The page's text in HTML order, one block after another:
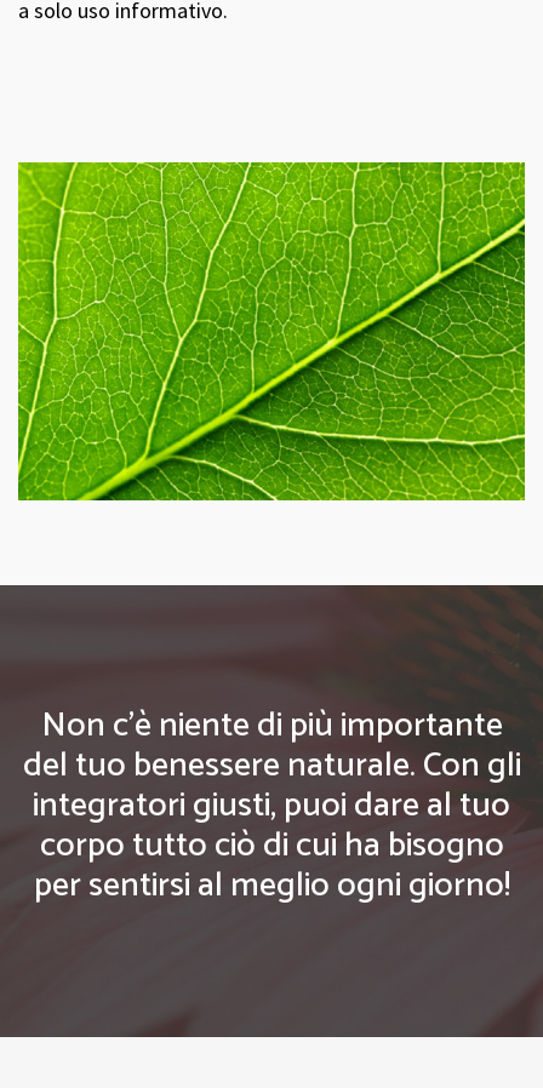
a solo uso informativo.
Non c'è niente di più importante
del tuo benessere naturale. Con gli
integratori giusti, puoi dare al tuo
corpo tutto ciò di cui ha bisogno
per sentirsi al meglio ogni giorno!